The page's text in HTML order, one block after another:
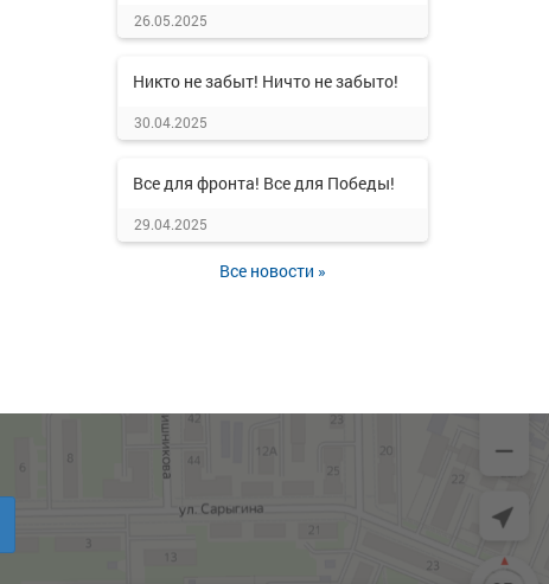
26.05.2025
Никто не забыт! Ничто не забыто!
30.04.2025
Все для фронта! Все для Победы!
29.04.2025
Все новости »